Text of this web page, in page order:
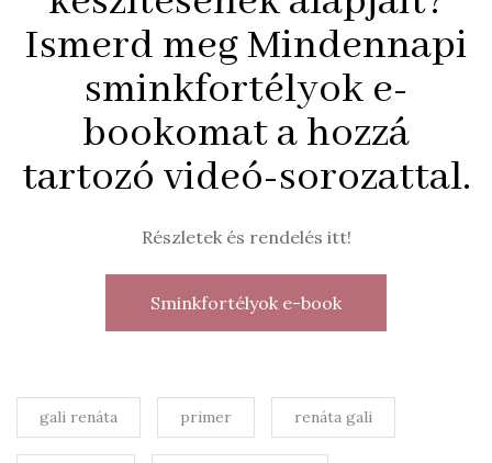
Ismerd meg Mindennapi
sminkfortélyok e-
bookomat a hozzá
tartozó videó-sorozattal.
Részletek és rendelés itt!
Sminkfortélyok e-book
gali renáta primer renáta gali